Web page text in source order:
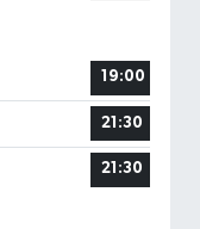
19:00
21:30
21:30